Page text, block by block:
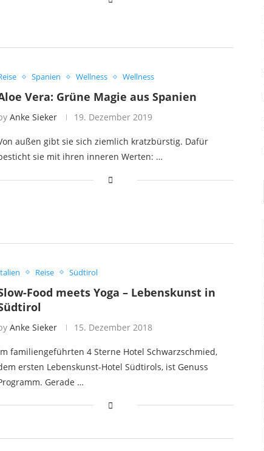
Spanien Wellness Wellness
Vera: Grüne Magie aus Spanien
Anke Sieker 19. Dezember 2019
außen gibt sie sich ziemlich kratzbürstig. Dafür
sie mit ihren inneren Werten: …
Reise Südtirol
Food meets Yoga – Lebenskunst in
Anke Sieker 15. Dezember 2018
familiengeführten 4 Sterne Hotel Schwarzschmied,
ersten Lebenskunst-Hotel Südtirols, ist Genuss
Gerade …